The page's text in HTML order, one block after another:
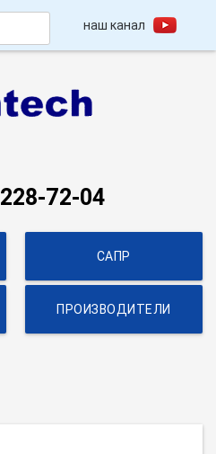
наш канал
228-72-04
САПР
ПРОИЗВОДИТЕЛИ